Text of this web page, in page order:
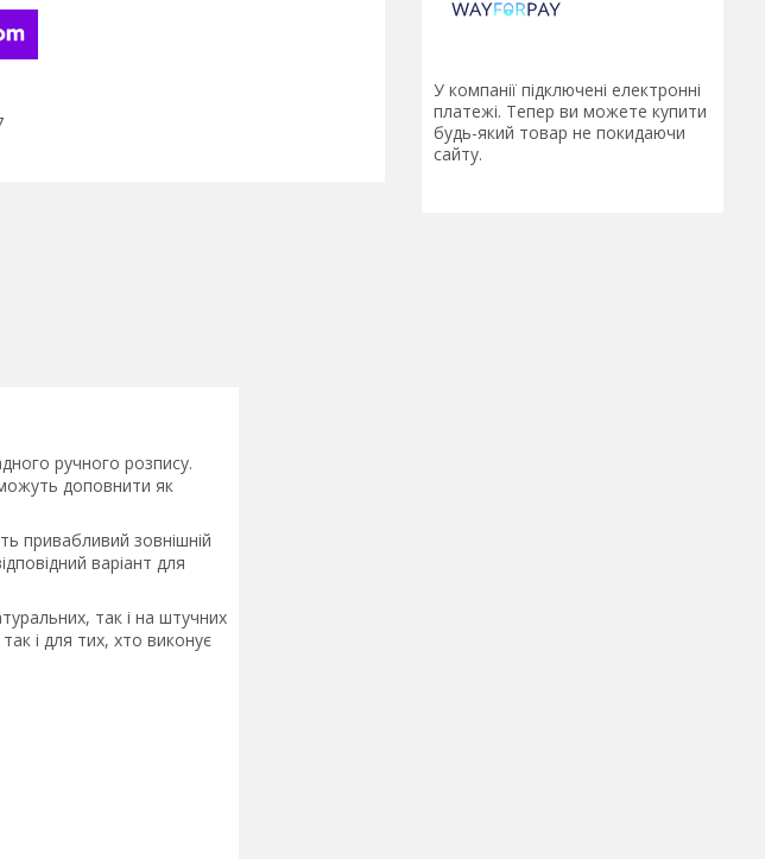
У компанії підключені електронні
платежі. Тепер ви можете купити
будь-який товар не покидаючи
сайту.
ручного розпису.
доповнити як
привабливий зовнішній
варіант для
так і на штучних
і для тих, хто виконує